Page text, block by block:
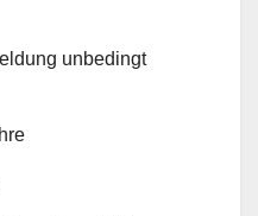
unbedingt